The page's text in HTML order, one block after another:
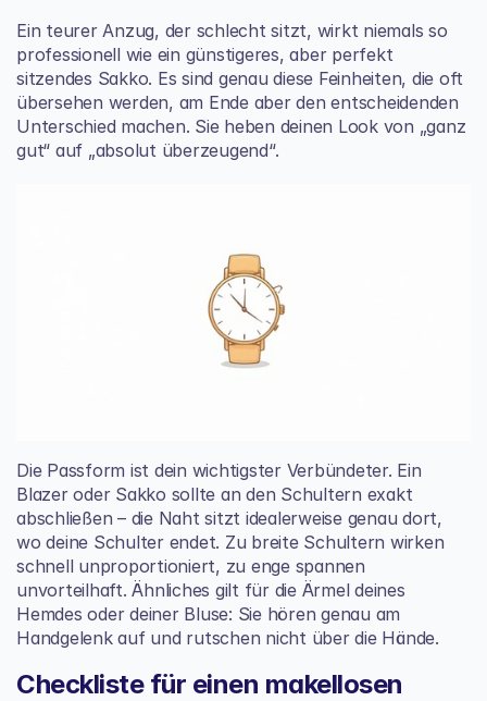
Ein teurer Anzug, der schlecht sitzt, wirkt niemals so
professionell wie ein günstigeres, aber perfekt
sitzendes Sakko. Es sind genau diese Feinheiten, die oft
übersehen werden, am Ende aber den entscheidenden
Unterschied machen. Sie heben deinen Look von „ganz
gut“ auf „absolut überzeugend“.
Die Passform ist dein wichtigster Verbündeter. Ein
Blazer oder Sakko sollte an den Schultern exakt
abschließen – die Naht sitzt idealerweise genau dort,
wo deine Schulter endet. Zu breite Schultern wirken
schnell unproportioniert, zu enge spannen
unvorteilhaft. Ähnliches gilt für die Ärmel deines
Hemdes oder deiner Bluse: Sie hören genau am
Handgelenk auf und rutschen nicht über die Hände.
Checkliste für einen makellosen